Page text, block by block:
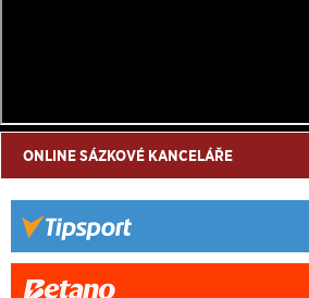
ONLINE SÁZKOVÉ KANCELÁŘE